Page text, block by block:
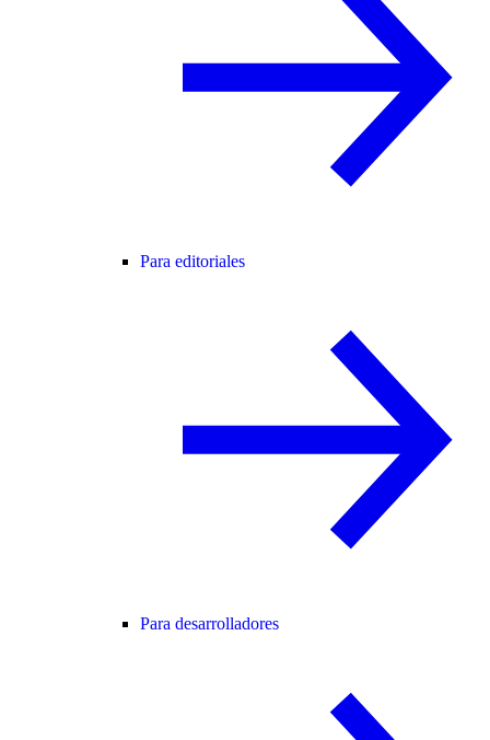
Para editoriales
Para desarrolladores